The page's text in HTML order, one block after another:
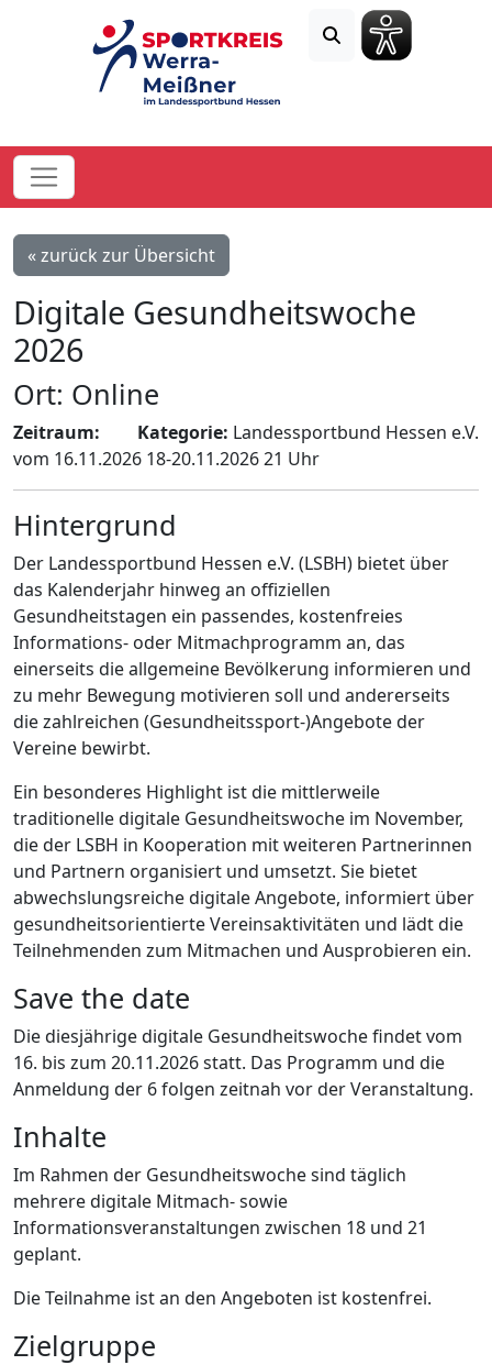
« zurück zur Übersicht
Digitale Gesundheitswoche
2026
Ort: Online
Kategorie: Landessportbund Hessen e.V.
Zeitraum:
vom 16.11.2026 18-20.11.2026 21 Uhr
Hintergrund
Der Landessportbund Hessen e.V. (LSBH) bietet über
das Kalenderjahr hinweg an offiziellen
Gesundheitstagen ein passendes, kostenfreies
Informations- oder Mitmachprogramm an, das
einerseits die allgemeine Bevölkerung informieren und
zu mehr Bewegung motivieren soll und andererseits
die zahlreichen (Gesundheitssport-)Angebote der
Vereine bewirbt.
Ein besonderes Highlight ist die mittlerweile
traditionelle digitale Gesundheitswoche im November,
die der LSBH in Kooperation mit weiteren Partnerinnen
und Partnern organisiert und umsetzt. Sie bietet
abwechslungsreiche digitale Angebote, informiert über
gesundheitsorientierte Vereinsaktivitäten und lädt die
Teilnehmenden zum Mitmachen und Ausprobieren ein.
Save the date
Die diesjährige digitale Gesundheitswoche findet vom
16. bis zum 20.11.2026 statt. Das Programm und die
Anmeldung der 6 folgen zeitnah vor der Veranstaltung.
Inhalte
Im Rahmen der Gesundheitswoche sind täglich
mehrere digitale Mitmach- sowie
Informationsveranstaltungen zwischen 18 und 21
geplant.
Die Teilnahme ist an den Angeboten ist kostenfrei.
Zielgruppe